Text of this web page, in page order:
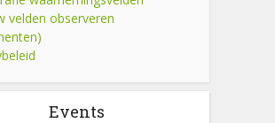
velden observeren
Events